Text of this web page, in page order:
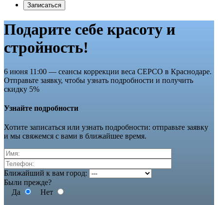
Записаться
Подарите себе красоту и
стройность!
6 июня 11:00 — cеансы коррекции веса СЕРСО в Краснодаре.
Отправьте заявку, чтобы узнать подробности и получить
скидку 5%
Узнайте подробности
Хотите записаться или узнать подробности: отправьте заявку
и мы свяжемся с вами в ближайшее время.
Ближайший к вам город:
Были прежде?
Да
Нет